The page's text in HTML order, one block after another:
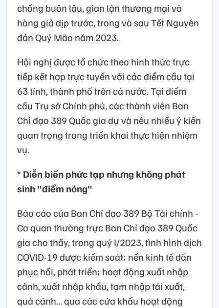
chống buôn lậu, gian lận thương mại và
hàng giả dịp trước, trong và sau Tết Nguyên
đán Quý Mão năm 2023.
Hội nghị được tổ chức theo hình thức trực
tiếp kết hợp trực tuyến với các điểm cầu tại
63 tỉnh, thành phố trên cả nước. Tại điểm
cầu Trụ sở Chính phủ, các thành viên Ban
Chỉ đạo 389 Quốc gia dự và nêu nhiều ý kiến
quan trọng trong triển khai thực hiện nhiệm
vụ.
* Diễn biến phức tạp nhưng không phát
sinh "điểm nóng"
Báo cáo của Ban Chỉ đạo 389 Bộ Tài chính -
Cơ quan thường trực Ban Chỉ đạo 389 Quốc
gia cho thấy, trong quý I/2023, tình hình dịch
COVID-19 được kiểm soát; nền kinh tế dần
phục hồi, phát triển; hoạt động xuất nhập
cảnh, xuất nhập khẩu, tạm nhập tái xuất,
quá cảnh... qua các cửa khẩu hoạt động